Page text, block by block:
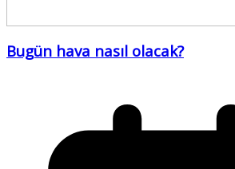
Bugün hava nasıl olacak?